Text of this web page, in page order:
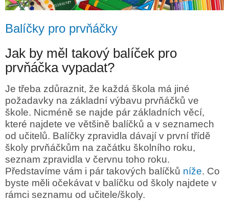
Balíčky pro prvňáčky
Jak by měl takový balíček pro
prvňáčka vypadat?
Je třeba zdůraznit, že každá škola má jiné
požadavky na základní výbavu prvňáčků ve
škole. Nicméně se najde pár základních věcí,
které najdete ve většině balíčků a v seznamech
od učitelů. Balíčky zpravidla dávají v první třídě
školy prvňáčkům na začátku školního roku,
seznam zpravidla v červnu toho roku.
Představíme vám i pár takových balíčků níže. Co
byste měli očekávat v balíčku od školy najdete v
rámci seznamu od učitele/školy.